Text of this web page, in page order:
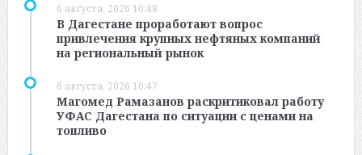
6 августа, 2026 10:48
В Дагестане проработают вопрос
привлечения крупных нефтяных компаний
на региональный рынок
6 августа, 2026 10:47
Магомед Рамазанов раскритиковал работу
УФАС Дагестана по ситуации с ценами на
топливо